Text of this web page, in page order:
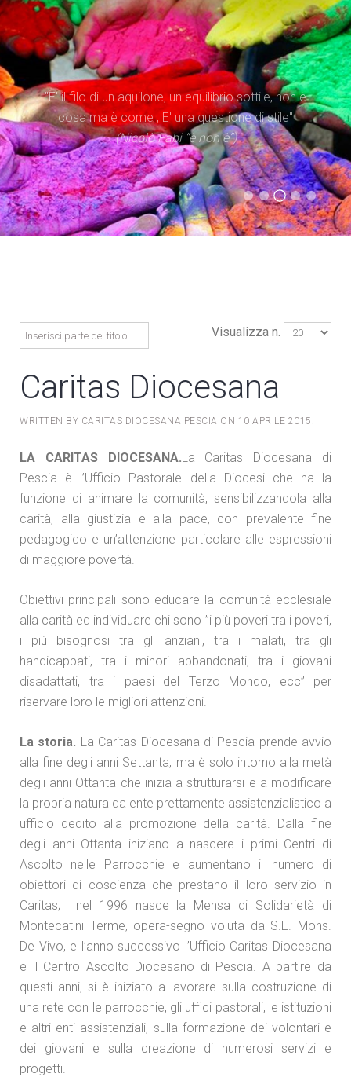
(Don Tonino Bello)
"Il tempo è superiore allo spazio. Dare priorità al
tempo significa occuparsi di iniziare processi, più
che di possedere spazi"
(Evangelii Gaudium)
"E' il filo di un aquilone, un equilibrio sottile, non è
cosa ma è come , E' una questione di stile"
(Nicolò Fabi “è non è”)
(Statuto Caritas Italiana)
Visualizza n.
Caritas Diocesana
WRITTEN BY CARITAS DIOCESANA PESCIA ON 10 APRILE 2015 .
LA CARITAS DIOCESANA.La Caritas Diocesana di
Pescia è l’Ufficio Pastorale della Diocesi che ha la
funzione di animare la comunità, sensibilizzandola alla
carità, alla giustizia e alla pace, con prevalente fine
pedagogico e un’attenzione particolare alle espressioni
di maggiore povertà.
Obiettivi principali sono educare la comunità ecclesiale
alla carità ed individuare chi sono ”i più poveri tra i poveri,
i più bisognosi tra gli anziani, tra i malati, tra gli
handicappati, tra i minori abbandonati, tra i giovani
disadattati, tra i paesi del Terzo Mondo, ecc” per
riservare loro le migliori attenzioni.
La storia. La Caritas Diocesana di Pescia prende avvio
alla fine degli anni Settanta, ma è solo intorno alla metà
degli anni Ottanta che inizia a strutturarsi e a modificare
la propria natura da ente prettamente assistenzialistico a
ufficio dedito alla promozione della carità. Dalla fine
degli anni Ottanta iniziano a nascere i primi Centri di
Ascolto nelle Parrocchie e aumentano il numero di
obiettori di coscienza che prestano il loro servizio in
Caritas; nel 1996 nasce la Mensa di Solidarietà di
Montecatini Terme, opera-segno voluta da S.E. Mons.
De Vivo, e l’anno successivo l’Ufficio Caritas Diocesana
e il Centro Ascolto Diocesano di Pescia. A partire da
questi anni, si è iniziato a lavorare sulla costruzione di
una rete con le parrocchie, gli uffici pastorali, le istituzioni
e altri enti assistenziali, sulla formazione dei volontari e
dei giovani e sulla creazione di numerosi servizi e
progetti.